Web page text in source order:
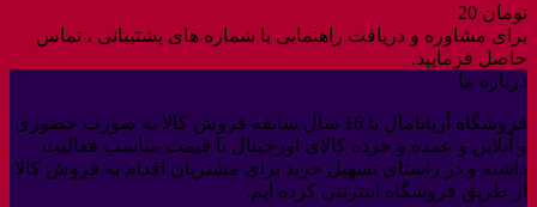
تومان
برای مشاوره و دریافت راهنمایی با شماره های پشتیبانی ، تماس
حاصل فرمایید.
درباره ما
فروشگاه آربابامال با 16 سال سابقه فروش کالا به صورت حضوری
و آنلاین و عمده و خرده کالای اورجینال با قیمت مناسب فعالیت
داشته و در راستای تسهیل خرید برای مشتریان اقدام به فروش کالا
از طریق فروشگاه اینترنتی کرده ایم.